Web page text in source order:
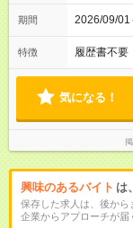
期間 2026/09/
特徴 履歴書不要
気になる！
興味のあるバイト は
保存した求人は、後から
企業からアプローチが届